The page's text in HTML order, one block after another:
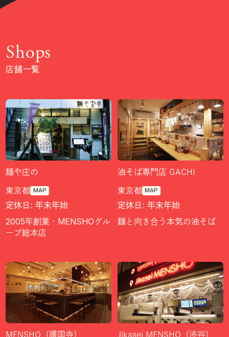
Shops
店舗一覧
麺や庄の
東京都 MAP
定休日: 年末年始
2005年創業・MENSHOグル
ープ総本店
油そば専門店 GACHI
東京都 MAP
定休日: 年末年始
麺と向き合う本気の油そば
MENSHO（護国寺） Jikasei MENSHO（渋谷）